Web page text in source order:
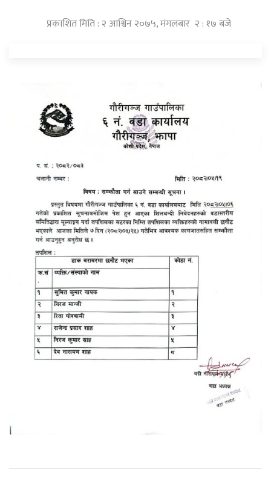
प्रकाशित मिति : २ आश्विन २०७५, मंगलबार २ : १७ बजे